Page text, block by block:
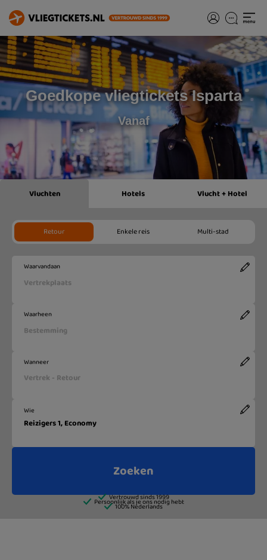
Goedkope vliegtickets Isparta
Vanaf